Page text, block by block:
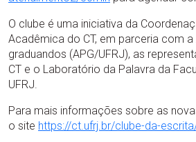
O clube é uma iniciativa da
Acadêmica do CT, em parceria com
graduandos (APG/UFRJ), as
CT e o Laboratório da Palavra da
UFRJ.
Para mais informações sobre as
o site https://ct.ufrj.br/clube-da-